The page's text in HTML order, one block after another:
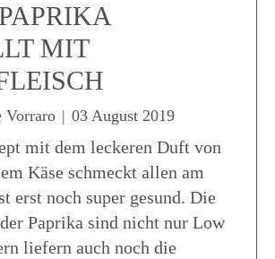
MIT
Vorraro | 03 August 2019
mit dem leckeren Duft von
Käse schmeckt allen am
erst noch super gesund. Die
Paprika sind nicht nur Low
liefern auch noch die